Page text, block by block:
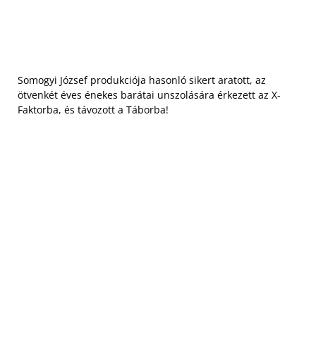
Somogyi József produkciója hasonló sikert aratott, az
ötvenkét éves énekes barátai unszolására érkezett az X-
Faktorba, és távozott a Táborba!